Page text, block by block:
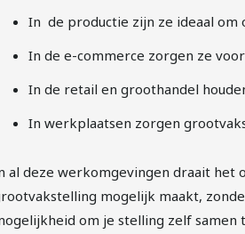
In de productie zijn ze ideaal
In de e-commerce zorgen ze
In de retail en groothandel
In werkplaatsen zorgen
al deze werkomgevingen draait het
mogelijk maakt,
om je stelling zelf samen